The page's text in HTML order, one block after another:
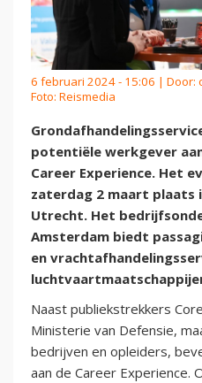
6 februari 2024 - 15:06 | Door:
Foto: Reismedia
potentiële werkgever
Career Experience. Het
zaterdag 2 maart plaats
Utrecht. Het
Amsterdam biedt
en
Naast publiekstrekkers
Ministerie van Defensie,
bedrijven en opleiders,
aan de Career Experience.